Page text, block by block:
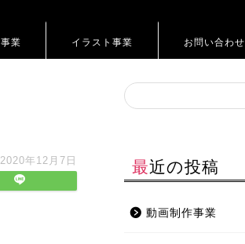
業 イラスト事業 お問い合わせ
2020年12月7日 最近の投稿
動画制作事業